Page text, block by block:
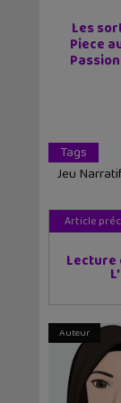
Les
Piece
Tags
Jeu
Article
Lecture
Auteur